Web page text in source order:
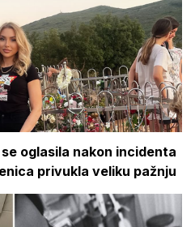
oglasila nakon incidenta
privukla veliku pažnju